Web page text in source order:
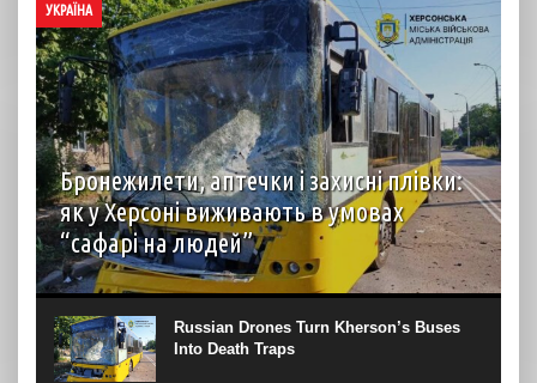
УКРАЇНА
Бронежилети, аптечки і захисні плівки:
як у Херсоні виживають в умовах
“сафарі на людей”
автор: Вірджинія Нгуєн Хоанг (Virginie Nguyen Hoang)
бельгійська журналістка з Херсону для “Новинарні“
Термін “сафарі на людей” (human safari) – явище з 1990-
х часів Боснійської війни, коли, за...
Russian Drones Turn Kherson’s Buses
Into Death Traps